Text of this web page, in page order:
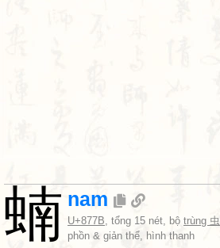
蝻 nam
U+877B, tổng 15 nét, bộ trùng 虫
phồn & giản thể, hình thanh